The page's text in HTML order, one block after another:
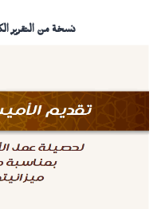
نسخة من التقرير